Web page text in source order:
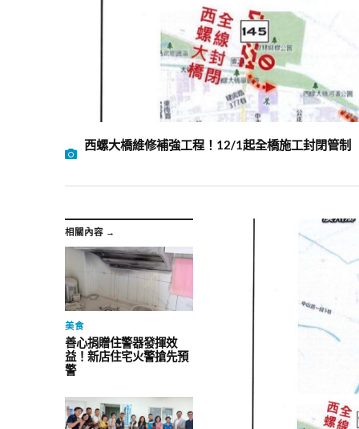
西螺大橋維修補強工程！12/1起全橋施工封閉管制
相關內容 →
美食
善心捐贈住警器發揮效
益！新店住宅火警搶先預
警